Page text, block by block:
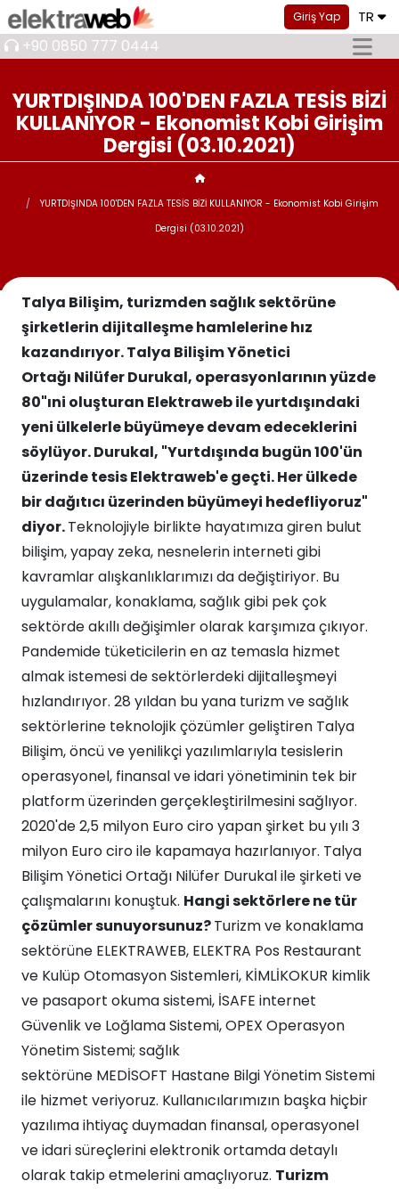
Giriş Yap TR
+90 0850 777 0444
YURTDIŞINDA 100'DEN FAZLA TESİS BİZİ
KULLANIYOR - Ekonomist Kobi Girişim
Dergisi (03.10.2021)
YURTDIŞINDA 100'DEN FAZLA TESİS BİZİ KULLANIYOR - Ekonomist Kobi Girişim
Dergisi (03.10.2021)
Talya Bilişim, turizmden sağlık sektörüne
şirketlerin dijitalleşme hamlelerine hız
kazandırıyor. Talya Bilişim Yönetici
Ortağı Nilüfer Durukal, operasyonlarının yüzde
80"ıni oluşturan Elektraweb ile yurtdışındaki
yeni ülkelerle büyümeye devam edeceklerini
söylüyor. Durukal, "Yurtdışında bugün 100'ün
üzerinde tesis Elektraweb'e geçti. Her ülkede
bir dağıtıcı üzerinden büyümeyi hedefliyoruz"
diyor.Teknolojiyle birlikte hayatımıza giren bulut
bilişim, yapay zeka, nesnelerin interneti gibi
kavramlar alışkanlıklarımızı da değiştiriyor. Bu
uygulamalar, konaklama, sağlık gibi pek çok
sektörde akıllı değişimler olarak karşımıza çıkıyor.
Pandemide tüketicilerin en az temasla hizmet
almak istemesi de sektörlerdeki dijitalleşmeyi
hızlandırıyor. 28 yıldan bu yana turizm ve sağlık
sektörlerine teknolojik çözümler geliştiren Talya
Bilişim, öncü ve yenilikçi yazılımlarıyla tesislerin
operasyonel, finansal ve idari yönetiminin tek bir
platform üzerinden gerçekleştirilmesini sağlıyor.
2020'de 2,5 milyon Euro ciro yapan şirket bu yılı 3
milyon Euro ciro ile kapamaya hazırlanıyor. Talya
Bilişim Yönetici Ortağı Nilüfer Durukal ile şirketi ve
çalışmalarını konuştuk. Hangi sektörlere ne tür
çözümler sunuyorsunuz?Turizm ve konaklama
sektörüne ELEKTRAWEB, ELEKTRA Pos Restaurant
ve Kulüp Otomasyon Sistemleri, KİMLİKOKUR kimlik
ve pasaport okuma sistemi, İSAFE internet
Güvenlik ve Loğlama Sistemi, OPEX Operasyon
Yönetim Sistemi; sağlık
sektörüne MEDİSOFT Hastane Bilgi Yönetim Sistemi
ile hizmet veriyoruz. Kullanıcılarımızın başka hiçbir
yazılıma ihtiyaç duymadan finansal, operasyonel
ve idari süreçlerini elektronik ortamda detaylı
olarak takip etmelerini amaçlıyoruz. Turizm